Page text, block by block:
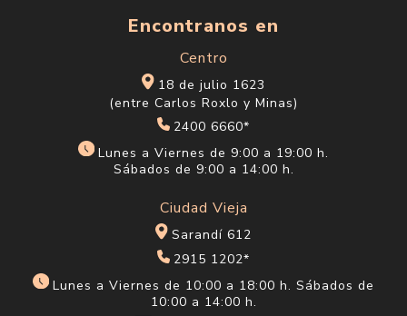
Encontranos en
Centro
18 de julio 1623
(entre Carlos Roxlo y Minas)
2400 6660*
Lunes a Viernes de 9:00 a 19:00 h.
Sábados de 9:00 a 14:00 h.
Ciudad Vieja
Sarandí 612
2915 1202*
Lunes a Viernes de 10:00 a 18:00 h. Sábados de
10:00 a 14:00 h.